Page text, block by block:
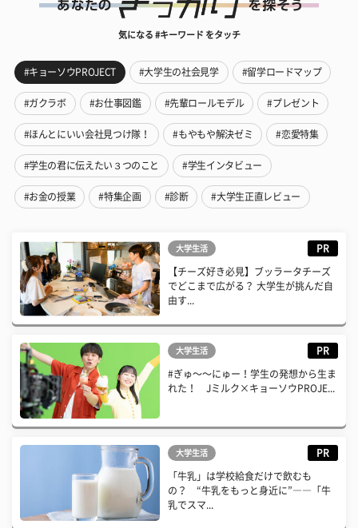
気になる #キーワード をタッチ
#キョーソウPROJECT #大学生の社会見学 #留学ロードマップ
#ガクラボ #お仕事図鑑 #先輩ロールモデル #プレゼント
#ほんとにいい会社見つけ隊！ #もやもや解決ゼミ #恋愛特集
#学生の君に伝えたい３つのこと #学生インタビュー
#お金の授業 #特集企画 #診断 #大学生正直レビュー
大学生活 PR
【チーズ好き必見】ブッラータチーズ
でどこまで広がる？ 大学生が挑んだ自
由す...
大学生活 PR
#ぎゅ〜〜にゅー！学生の発想から生ま
れた！ Jミルク×キョーソウPROJE...
大学生活 PR
「牛乳」は学校給食だけで飲むも
の？ “牛乳をもっと身近に”――「牛
乳でスマ...